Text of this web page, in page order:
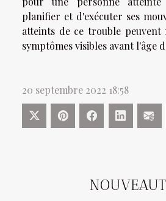
planifier et d'exécuter ses
atteints de ce trouble peuvent
symptômes visibles avant l'âge
20 septembre 2022 18:58